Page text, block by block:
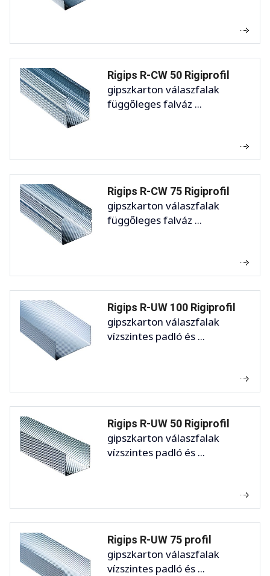
Rigips R-CW 50 Rigiprofil
gipszkarton válaszfalak
függőleges falváz ...
Rigips R-CW 75 Rigiprofil
gipszkarton válaszfalak
függőleges falváz ...
Rigips R-UW 100 Rigiprofil
gipszkarton válaszfalak
vízszintes padló és ...
Rigips R-UW 50 Rigiprofil
gipszkarton válaszfalak
vízszintes padló és ...
Rigips R-UW 75 profil
gipszkarton válaszfalak
vízszintes padló és ...